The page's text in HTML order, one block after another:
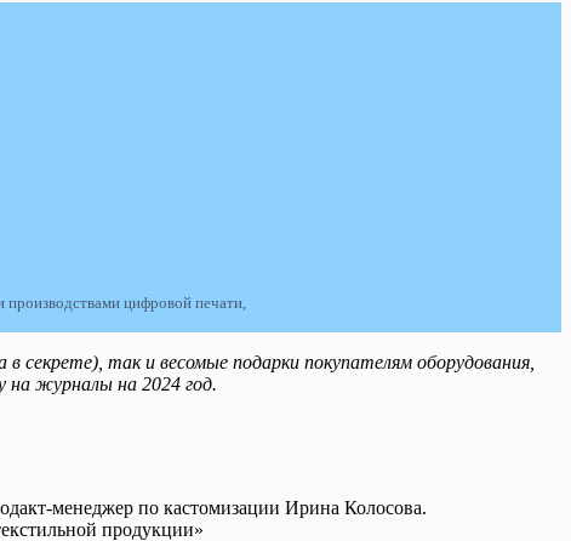
цифровой печати,
так и весомые подарки покупателям оборудования,
на журналы на 2024 год.
менеджер по кастомизации Ирина Колосова.
продукции»